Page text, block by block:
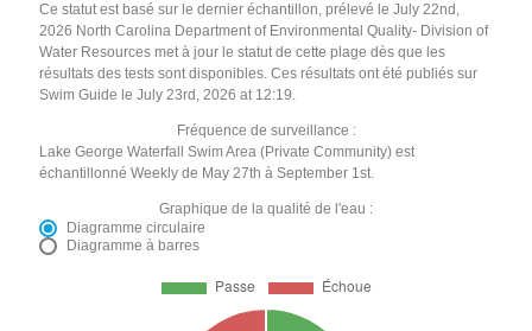
Ce statut est basé sur le dernier échantillon, prélevé le July 22nd,
2026 North Carolina Department of Environmental Quality- Division of
Water Resources met à jour le statut de cette plage dès que les
résultats des tests sont disponibles. Ces résultats ont été publiés sur
Swim Guide le July 23rd, 2026 at 12:19.
Fréquence de surveillance :
Lake George Waterfall Swim Area (Private Community) est
échantillonné Weekly de May 27th à September 1st.
Graphique de la qualité de l'eau :
Diagramme circulaire
Diagramme à barres